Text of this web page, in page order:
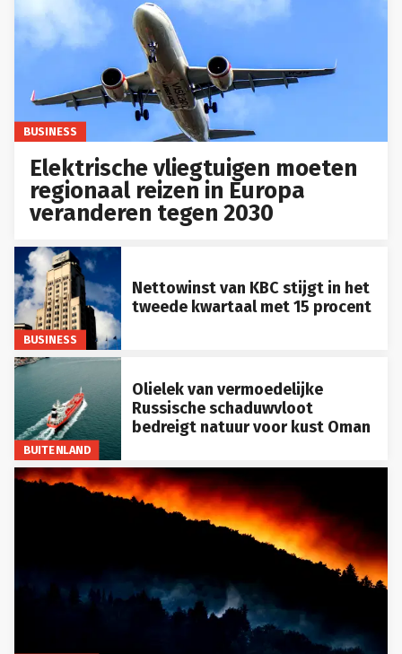
BUSINESS
Elektrische vliegtuigen moeten
regionaal reizen in Europa
veranderen tegen 2030
BUSINESS
Nettowinst van KBC stijgt in het
tweede kwartaal met 15 procent
BUITENLAND
Olielek van vermoedelijke
Russische schaduwvloot
bedreigt natuur voor kust Oman